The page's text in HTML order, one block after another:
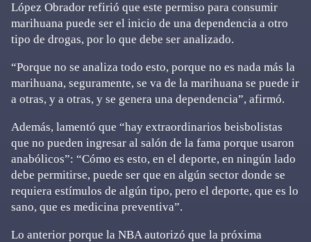
López Obrador refirió que este permiso para consumir
marihuana puede ser el inicio de una dependencia a otro
tipo de drogas, por lo que debe ser analizado.
“Porque no se analiza todo esto, porque no es nada más la
marihuana, seguramente, se va de la marihuana se puede ir
a otras, y a otras, y se genera una dependencia”, afirmó.
Además, lamentó que “hay extraordinarios beisbolistas
que no pueden ingresar al salón de la fama porque usaron
anabólicos”: “Cómo es esto, en el deporte, en ningún lado
debe permitirse, puede ser que en algún sector donde se
requiera estímulos de algún tipo, pero el deporte, que es lo
sano, que es medicina preventiva”.
Lo anterior porque la NBA autorizó que la próxima